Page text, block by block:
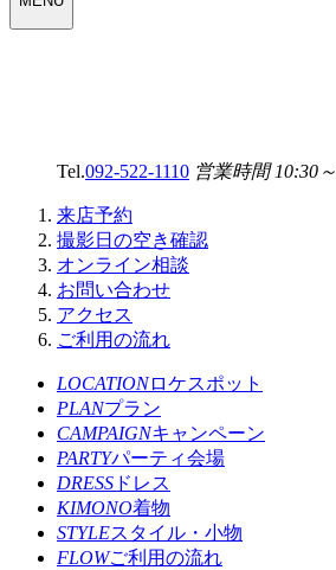
Tel.092-522-1110 営業時間 10:30
来店予約
撮影日の空き確認
オンライン相談
お問い合わせ
アクセス
ご利用の流れ
LOCATIONロケスポット
PLANプラン
CAMPAIGNキャンペーン
PARTYパーティ会場
DRESS ドレス
KIMONO着物
STYLEスタイル・小物
FLOWご利用の流れ